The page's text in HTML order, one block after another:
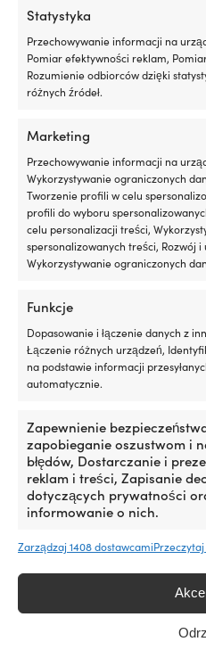
Statystyka
Przechowywanie informacji na
Pomiar efektywności reklam,
Rozumienie odbiorców dzięki
różnych źródeł.
Marketing
Przechowywanie informacji na
Wykorzystywanie ograniczonych
Tworzenie profili w celu
profili do wyboru
celu personalizacji treści,
spersonalizowanych treści, Rozwój i
Wykorzystywanie ograniczonych
Funkcje
Dopasowanie i łączenie danych z
Łączenie różnych urządzeń,
na podstawie informacji
automatycznie.
Zapewnienie
zapobieganie oszustwom i
błędów, Dostarczanie i
reklam i treści, Zapisanie
dotyczących prywatności
informowanie o nich.
Zarządzaj 1408 dostawcami
Dowiedz się więcej o
cenowej
Największy szwedzki sklep
teraz także w Polsce
25 000 akcesoriów
Zamówienia złożone
samego dnia i docierają do
Prawdziwi eksperci
zakupie!
Telefon:+46 8251546
Mówimy po angielsku i
© Moory Nautics AB.
SV|DA|DE|NL|FI|FR|IT|
Kontakt i wsparcie